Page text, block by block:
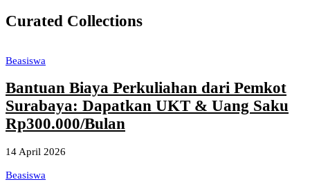
Curated Collections
Beasiswa
Bantuan Biaya Perkuliahan dari Pemkot
Surabaya: Dapatkan UKT & Uang Saku
Rp300.000/Bulan
14 April 2026
Beasiswa